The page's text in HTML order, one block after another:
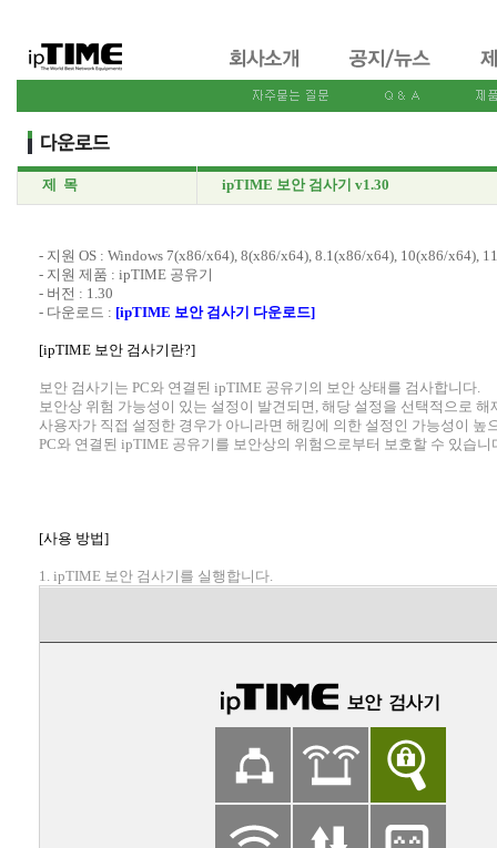
제 목 ipTIME 보안 검사기 v1.30
- 지원 OS : Windows 7(x86/x64), 8(x86/x64), 8.1(x86/x64), 10(x86/x64), 11
- 지원 제품 : ipTIME 공유기
- 버전 : 1.30
- 다운로드 : [ipTIME 보안 검사기 다운로드]
[ipTIME 보안 검사기란?]
보안 검사기는 PC와 연결된 ipTIME 공유기의 보안 상태를 검사합니다.
보안상 위험 가능성이 있는 설정이 발견되면, 해당 설정을 선택적으로
사용자가 직접 설정한 경우가 아니라면 해킹에 의한 설정인 가능성이 높
PC와 연결된 ipTIME 공유기를 보안상의 위험으로부터 보호할 수 있습니
[사용 방법]
1. ipTIME 보안 검사기를 실행합니다.